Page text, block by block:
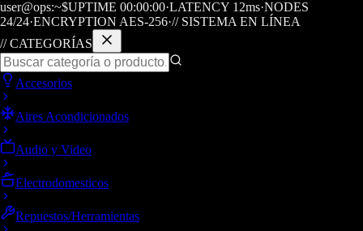
user@ops:~$UPTIME 00:00:00·LATENCY 12ms·NODES
24/24·ENCRYPTION AES-256·// SISTEMA EN LÍNEA
// CATEGORÍAS
Accesorios
Aires Acondicionados
Audio y Video
Electrodomesticos
Repuestos/Herramientas